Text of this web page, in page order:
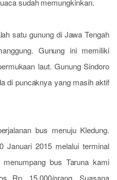
sudah memungkinkan.
satu gunung di Jawa Tengah
Gunung ini memiliki
laut. Gunung Sindoro
di puncaknya yang masih aktif
bus menuju Kledung.
Januari 2015 melalui terminal
bus Taruna kami
Rp. 15.000/orang. Suasana